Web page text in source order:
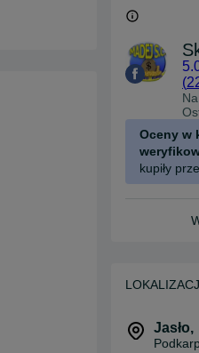
(
Oceny w
kupiły
Jasło,